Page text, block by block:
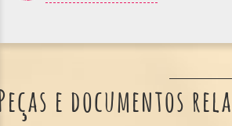
e documentos